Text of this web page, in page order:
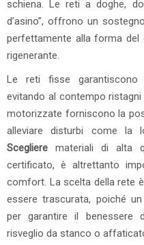
schiena. Le reti a doghe,
d’asino”, offrono un
perfettamente alla forma
rigenerante.
Le reti fisse garantiscono
evitando al contempo
motorizzate forniscono la
alleviare disturbi come la
Scegliere materiali di alta
certificato, è altrettanto
comfort. La scelta della rete
essere trascurata, poiché
per garantire il benessere
risveglio da stanco o